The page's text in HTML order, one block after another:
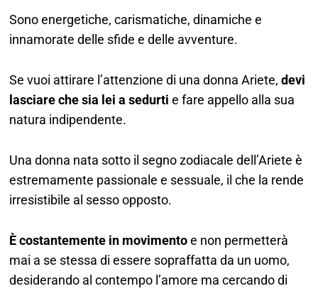
Sono energetiche, carismatiche, dinamiche e
innamorate delle sfide e delle avventure.
Se vuoi attirare l’attenzione di una donna Ariete,devi
lasciare che sia lei a sedurti e fare appello alla sua
natura indipendente.
Una donna nata sotto il segno zodiacale dell’Ariete è
estremamente passionale e sessuale, il che la rende
irresistibile al sesso opposto.
È costantemente in movimentoe non permetterà
mai a se stessa di essere sopraffatta da un uomo,
desiderando al contempo l’amore ma cercando di